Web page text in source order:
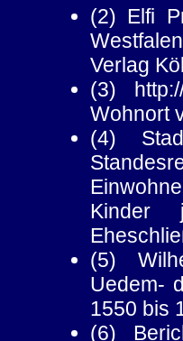
(2) Elfi
Verlag
(3)
Wohnort
(4)
Kinder
(5)
Uedem-
1550 bis
(6)